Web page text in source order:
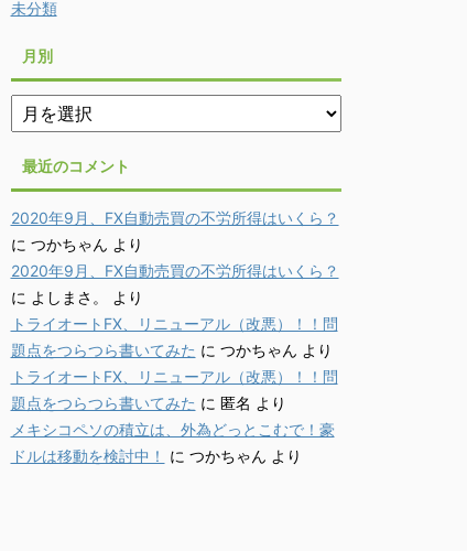
未分類
月別
月
別
最近のコメント
2020年9月、FX自動売買の不労所得はいくら？
に つかちゃん より
2020年9月、FX自動売買の不労所得はいくら？
に よしまさ。
より
トライオートFX、リニューアル（改悪）！！問
題点をつらつら書いてみた に つかちゃん より
トライオートFX、リニューアル（改悪）！！問
題点をつらつら書いてみた に 匿名 より
メキシコペソの積立は、外為どっとこむで！豪
ドルは移動を検討中！
に つかちゃん より